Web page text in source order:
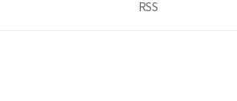
RSS